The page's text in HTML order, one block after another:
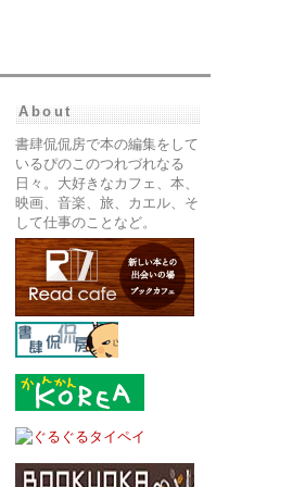
About
書肆侃侃房で本の編集をして
いるぴのこのつれづれなる
日々。大好きなカフェ、本、
映画、音楽、旅、カエル、そ
して仕事のことなど。